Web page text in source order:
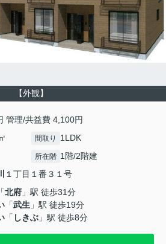
【外観】
管理/共益費 4,100円
間取り 1LDK
所在階 1階/2階建
１丁目１番３１号
「北府 」駅 徒歩31分
「武生 」駅 徒歩19分
「 しきぶ 」駅 徒歩8分